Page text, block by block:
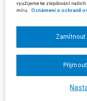
odvolání proti rozhodnutí
součástí zemědělského
předběžné povahy
přezkoumání vyloučen.
důvodu uvedeného v §
rozhodnutí předběžné
využijeme ke zlepšování
míru. Oznámení o ochraně
Zamítnout